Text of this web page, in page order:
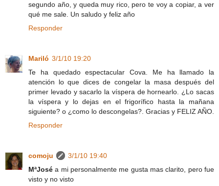
segundo año, y queda muy rico, pero te voy a copiar, a ver
qué me sale. Un saludo y feliz año
Responder
Mariló 3/1/10 19:20
Te ha quedado espectacular Cova. Me ha llamado la
atención lo que dices de congelar la masa después del
primer levado y sacarlo la víspera de hornearlo. ¿Lo sacas
la víspera y lo dejas en el frigorífico hasta la mañana
siguiente? o ¿como lo descongelas?. Gracias y FELIZ AÑO.
Responder
comoju
3/1/10 19:40
MªJoséa mi personalmente me gusta mas clarito, pero fue
visto y no visto